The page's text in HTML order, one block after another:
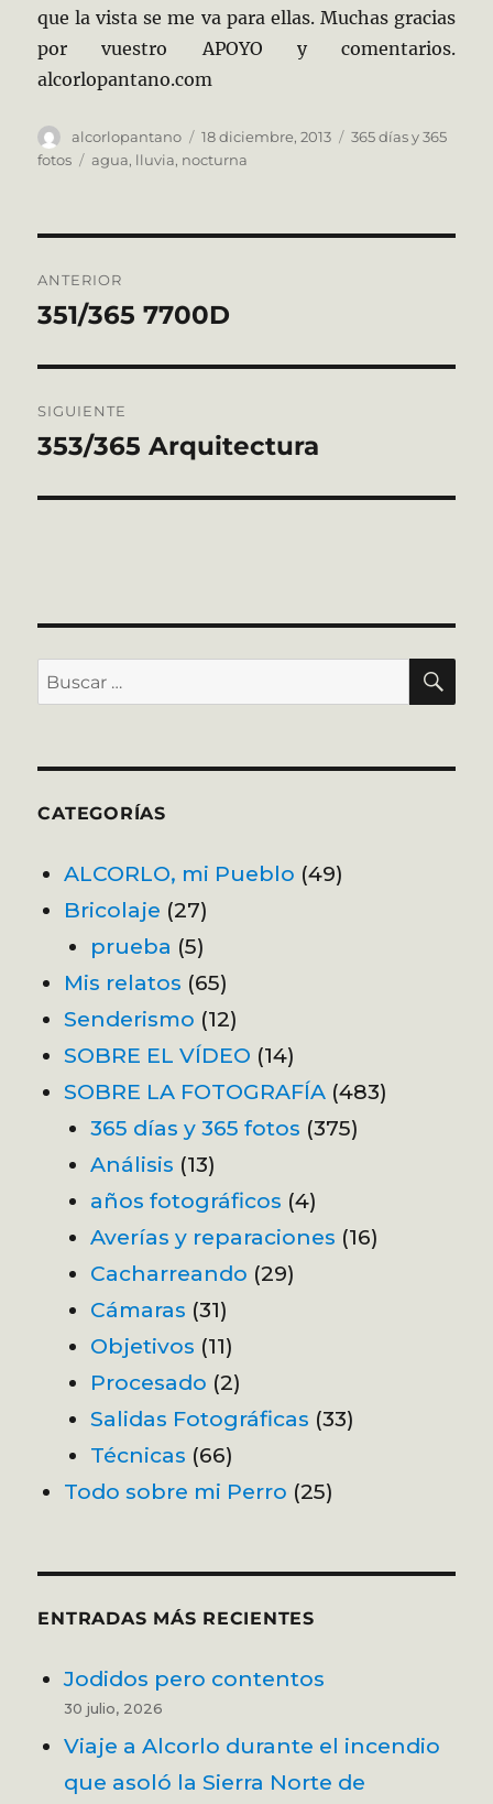
que la vista se me va para ellas. Muchas gracias
por vuestro APOYO y comentarios.
alcorlopantano.com
Autor
alcorlopantano
Publicado
el
18 diciembre, 2013 Categorías
365 días y 365
fotos
Etiquetas
agua, lluvia, nocturna
de
ANTERIOR
Entrada
351/365 7700D
SIGUIENTE
Entrada
353/365 Arquitectura
Buscar
por:
CATEGORÍAS
ALCORLO, mi Pueblo (49)
Bricolaje (27)
prueba (5)
Mis relatos (65)
Senderismo (12)
SOBRE EL VÍDEO (14)
SOBRE LA FOTOGRAFÍA (483)
365 días y 365 fotos (375)
Análisis (13)
años fotográficos (4)
Averías y reparaciones (16)
Cacharreando (29)
Cámaras (31)
Objetivos (11)
Procesado (2)
Salidas Fotográficas (33)
Técnicas (66)
Todo sobre mi Perro (25)
ENTRADAS MÁS RECIENTES
Jodidos pero contentos
30 julio, 2026
Viaje a Alcorlo durante el incendio
que asoló la Sierra Norte de